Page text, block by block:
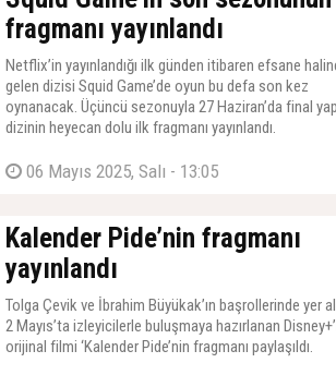
fragmanı yayınlandı
Netflix’in yayınlandığı ilk günden itibaren efsane
gelen dizisi Squid Game’de oyun bu defa son kez
oynanacak. Üçüncü sezonuyla 27 Haziran’da final
dizinin heyecan dolu ilk fragmanı yayınlandı.
06 Mayıs 2025, Salı - 13:05
Kalender Pide’nin fragmanı
yayınlandı
Tolga Çevik ve İbrahim Büyükak’ın başrollerinde yer
2 Mayıs’ta izleyicilerle buluşmaya hazırlanan
orijinal filmi ‘Kalender Pide’nin fragmanı paylaşıldı.